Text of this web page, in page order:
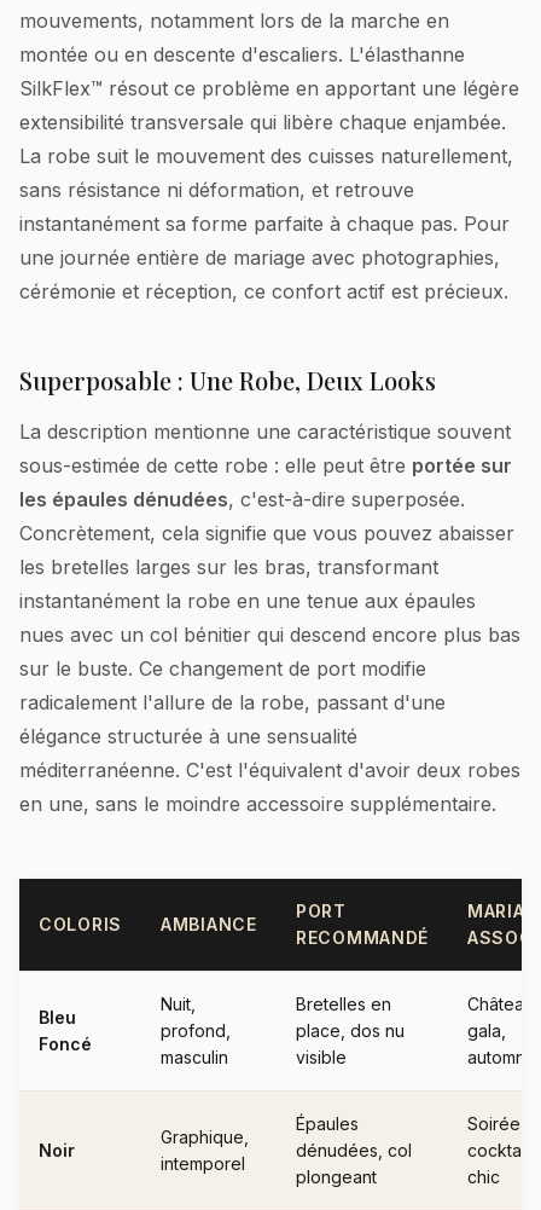
mouvements, notamment lors de la marche en
montée ou en descente d'escaliers. L'élasthanne
SilkFlex™ résout ce problème en apportant une légère
extensibilité transversale qui libère chaque enjambée.
La robe suit le mouvement des cuisses naturellement,
sans résistance ni déformation, et retrouve
instantanément sa forme parfaite à chaque pas. Pour
une journée entière de mariage avec photographies,
cérémonie et réception, ce confort actif est précieux.
Superposable : Une Robe, Deux Looks
La description mentionne une caractéristique souvent
sous-estimée de cette robe : elle peut être portée sur
les épaules dénudées, c'est-à-dire superposée.
Concrètement, cela signifie que vous pouvez abaisser
les bretelles larges sur les bras, transformant
instantanément la robe en une tenue aux épaules
nues avec un col bénitier qui descend encore plus bas
sur le buste. Ce changement de port modifie
radicalement l'allure de la robe, passant d'une
élégance structurée à une sensualité
méditerranéenne. C'est l'équivalent d'avoir deux robes
en une, sans le moindre accessoire supplémentaire.
COLORIS AMBIANCE
PORT
RECOMMANDÉ
Bleu
Foncé
Nuit,
profond,
masculin
Bretelles en
place, dos nu
visible
Château,
gala,
automne
Noir
Graphique,
intemporel
Épaules
dénudées, col
plongeant
Soirée,
cocktail
chic